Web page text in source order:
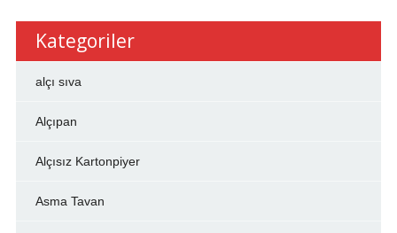
Kategoriler
alçı sıva
Alçıpan
Alçısız Kartonpiyer
Asma Tavan